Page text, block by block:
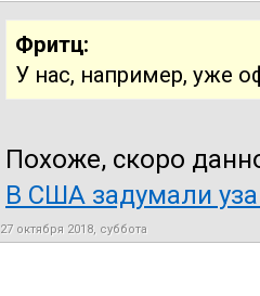
Фритц:
У нас, например, уже
Похоже, скоро
В США задумали
27 октября 2018, суббота